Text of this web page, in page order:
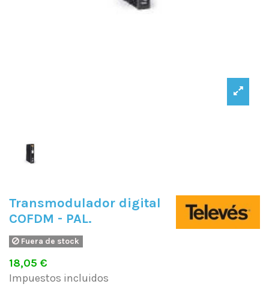
Transmodulador digital
COFDM - PAL.
Fuera de stock
18,05 €
Impuestos incluidos